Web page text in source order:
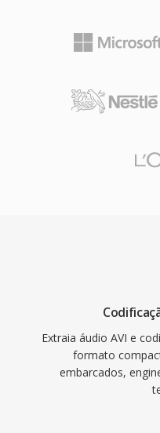
Extraia áudio AVI e
formato
embarcados,